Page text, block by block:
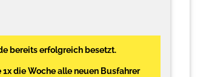
bereits erfolgreich besetzt.
die Woche alle neuen Busfahrer